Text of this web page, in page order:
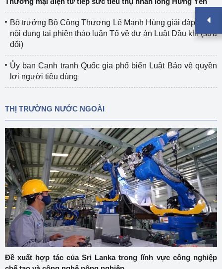
Bộ trưởng Bộ Công Thương Lê Mạnh Hùng giải đáp nhiều
nội dung tại phiên thảo luận Tổ về dự án Luật Dầu khí (sửa
đổi)
Ủy ban Cạnh tranh Quốc gia phổ biến Luật Bảo vệ quyền
lợi người tiêu dùng
THỊ TRƯỜNG NƯỚC NGOÀI
Đề xuất hợp tác của Sri Lanka trong lĩnh vực công nghiệp